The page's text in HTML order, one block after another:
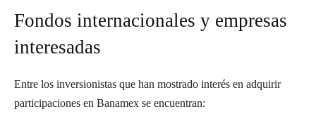
Fondos internacionales y empresas
interesadas
Entre los inversionistas que han mostrado interés en adquirir
participaciones en Banamex se encuentran: